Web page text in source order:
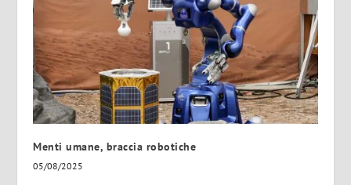
Menti umane, braccia robotiche
05/08/2025